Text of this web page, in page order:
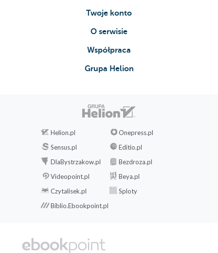
Twoje konto
O serwisie
Współpraca
Grupa Helion
Helion.pl
Onepress.pl
Sensus.pl
Editio.pl
DlaBystrzakow.pl
Bezdroza.pl
Videopoint.pl
Beya.pl
Czytalisek.pl
Sploty
Biblio.Ebookpoint.pl